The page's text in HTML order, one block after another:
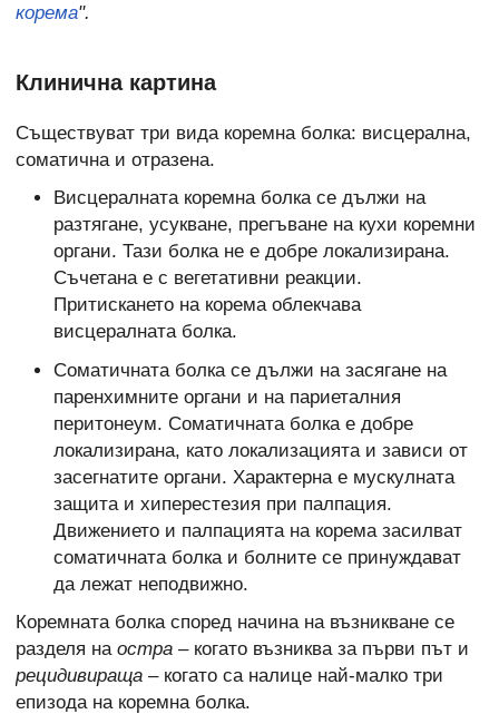
корема".
Клинична картина
Съществуват три вида коремна болка: висцерална,
соматична и отразена.
Висцералната коремна болка се дължи на
разтягане, усукване, прегъване на кухи коремни
органи. Тази болка не е добре локализирана.
Съчетана е с вегетативни реакции.
Притискането на корема облекчава
висцералната болка.
Соматичната болка се дължи на засягане на
паренхимните органи и на париеталния
перитонеум. Соматичната болка е добре
локализирана, като локализацията и зависи от
засегнатите органи. Характерна е мускулната
защита и хиперестезия при палпация.
Движението и палпацията на корема засилват
соматичната болка и болните се принуждават
да лежат неподвижно.
Коремната болка според начина на възникване се
разделя на остра – когато възниква за първи път и
рецидивираща – когато са налице най-малко три
епизода на коремна болка.